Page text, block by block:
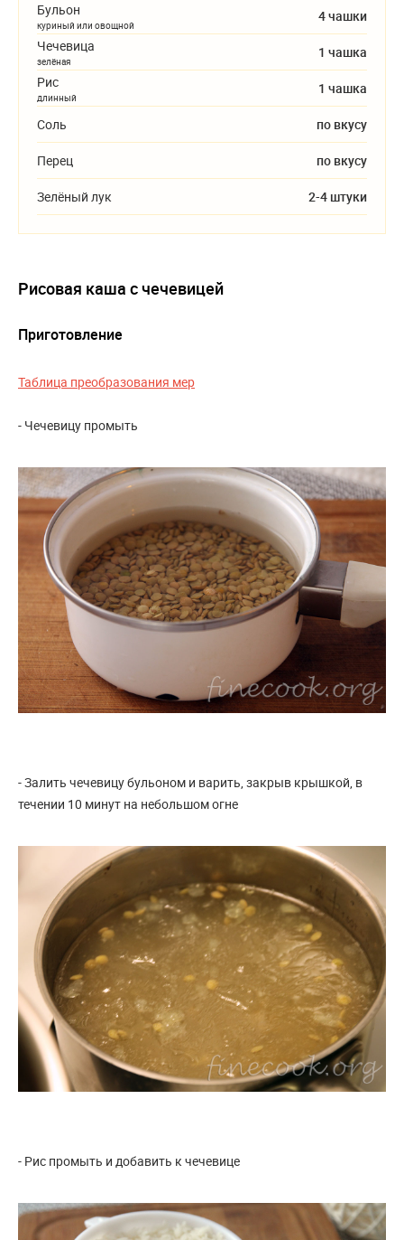
Бульон
куриный или овощной
4 чашки
Чечевица
зелёная
1 чашка
Рис
длинный
1 чашка
Соль по вкусу
Перец по вкусу
Зелёный лук 2-4 штуки
Рисовая каша с чечевицей
Приготовление
Таблица преобразования мер
- Чечевицу промыть
- Залить чечевицу бульоном и варить, закрыв крышкой, в
течении 10 минут на небольшом огне
- Рис промыть и добавить к чечевице